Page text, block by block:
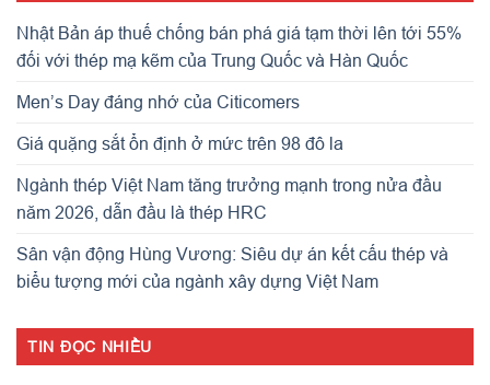
Nhật Bản áp thuế chống bán phá giá tạm thời lên tới 55%
đối với thép mạ kẽm của Trung Quốc và Hàn Quốc
Men’s Day đáng nhớ của Citicomers
Giá quặng sắt ổn định ở mức trên 98 đô la
Ngành thép Việt Nam tăng trưởng mạnh trong nửa đầu
năm 2026, dẫn đầu là thép HRC
Sân vận động Hùng Vương: Siêu dự án kết cấu thép và
biểu tượng mới của ngành xây dựng Việt Nam
TIN ĐỌC NHIỀU